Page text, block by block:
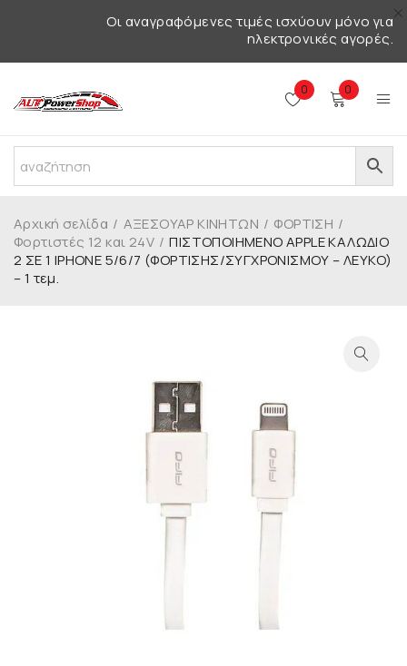
Οι αναγραφόμενες τιμές ισχύουν μόνο για
ηλεκτρονικές αγορές.
0 0
Αρχική σελίδα / ΑΞΕΣΟΥΑΡ ΚΙΝΗΤΩΝ / ΦΟΡΤΙΣΗ /
Φορτιστές 12 και 24V / ΠΙΣΤΟΠΟΙΗΜΕΝΟ APPLE ΚΑΛΩΔΙΟ
2 ΣΕ 1 IPHONE 5/6/7 (ΦΟΡΤΙΣΗΣ/ΣΥΓΧΡΟΝΙΣΜΟΥ – ΛΕΥΚΟ)
– 1 τεμ.